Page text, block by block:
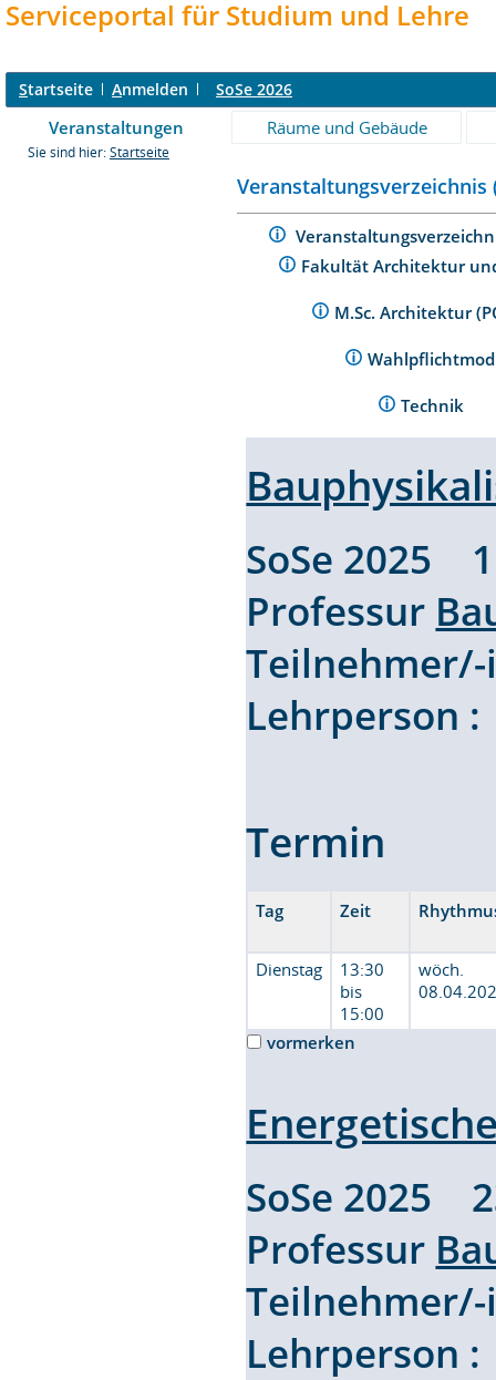
Serviceportal für Studium und Lehre
Startseite Anmelden SoSe 2026
Veranstaltungen Räume und Gebäude
Sie sind hier: Startseite
Veranstaltungsverzeichnis
Fakultät Architektur
M.Sc. Architektur
Technik
SoSe 2025
Professur
Lehrperson
Termin
Tag Zeit
Dienstag
13:30
bis
15:00
wöch.
vormerken
SoSe 2025
Professur
Lehrperson